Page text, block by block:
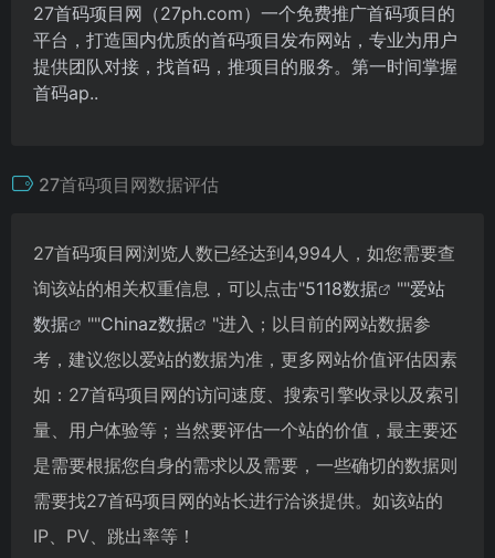
27首码项目网（27ph.com）一个免费推广首码项目的
平台，打造国内优质的首码项目发布网站，专业为用户
提供团队对接，找首码，推项目的服务。第一时间掌握
首码ap..
27首码项目网数据评估
27首码项目网浏览人数已经达到4,994人，如您需要查
询该站的相关权重信息，可以点击"5118数据 ""爱站
数据
""Chinaz数据
"进入；以目前的网站数据参
考，建议您以爱站的数据为准，更多网站价值评估因素
如：27首码项目网的访问速度、搜索引擎收录以及索引
量、用户体验等；当然要评估一个站的价值，最主要还
是需要根据您自身的需求以及需要，一些确切的数据则
需要找27首码项目网的站长进行洽谈提供。如该站的
IP、PV、跳出率等！